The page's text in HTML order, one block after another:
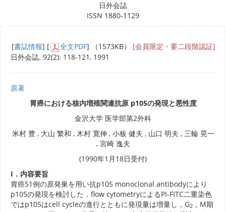
日外会誌
ISSN 1880-1129
[書誌情報] [ 全文PDF] （1573KB） [会員限定・要二段階認証]
日外会誌. 92(2): 118-121, 1991
原著
胃癌における核内増殖関連抗原 p105の発現と悪性度
金沢大学 医学部第2外科
米村 豊 , 大山 繁和 , 木村 寛伸 , 小板 健夫 , 山口 明夫 , 三輪 晃一
, 宮崎 逸夫
(1990年1月18日受付)
I．内容要旨
胃癌51例の原発巣を用い抗p105 monoclonal antibodyにより
p105の発現を検討した．flow cytometryによるPI-FITC二重染色
ではp105はcell cycleの進行とともに発現量は増量し，G2 ，M期